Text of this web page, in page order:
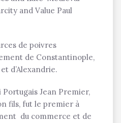
and Value Paul
de poivres
de Constantinople,
d’Alexandrie.
Portugais Jean Premier,
fils, fut le premier à
du commerce et de